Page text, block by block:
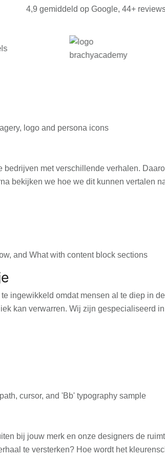
4,9 gemiddeld op Google, 44+
met verschillende verhalen.
bekijken we hoe we dit kunnen vertalen
ingewikkeld omdat mensen al te diep in
kan verwarren. Wij zijn gespecialiseerd
bij jouw merk en onze designers de
te versterken? Hoe wordt het